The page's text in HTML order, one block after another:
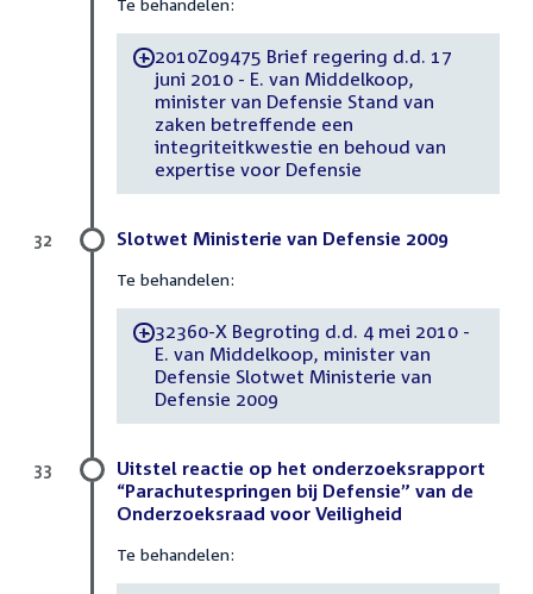
-2010Z09475 Brief regering d.d. 17
juni 2010 - E. van Middelkoop,
minister van Defensie Stand van
zaken betreffende een
integriteitkwestie en behoud van
expertise voor Defensie
Slotwet Ministerie van Defensie 2009
Te behandelen:
-32360-X Begroting d.d. 4 mei 2010 -
E. van Middelkoop, minister van
Defensie Slotwet Ministerie van
Defensie 2009
32
Uitstel reactie op het onderzoeksrapport
“Parachutespringen bij Defensie” van de
Onderzoeksraad voor Veiligheid
Te behandelen:
33